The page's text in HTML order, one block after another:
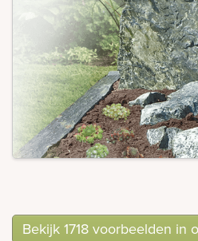
Bekijk 1718 voorbeelden in